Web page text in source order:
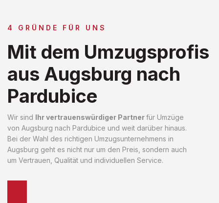
4 GRÜNDE FÜR UNS
Mit dem Umzugsprofis
aus Augsburg nach
Pardubice
Wir sind Ihr vertrauenswürdiger Partnerfür Umzüge
von Augsburg nach Pardubice und weit darüber hinaus.
Bei der Wahl des richtigen Umzugsunternehmens in
Augsburg geht es nicht nur um den Preis, sondern auch
um Vertrauen, Qualität und individuellen Service.